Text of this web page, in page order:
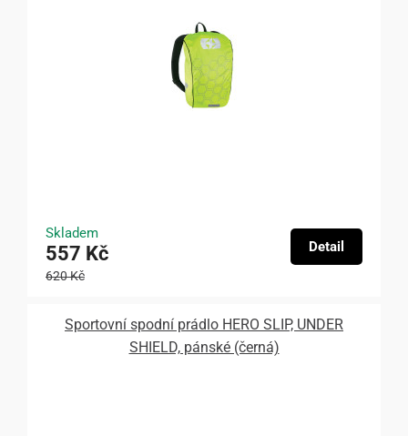
Skladem
557 Kč
620 Kč
Detail
Sportovní spodní prádlo HERO SLIP, UNDER
SHIELD, pánské (černá)